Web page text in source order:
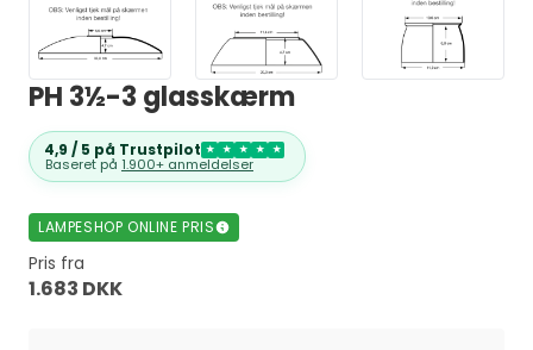
PH 3½-3 glasskærm
4,9 / 5 på Trustpilot ★ ★ ★ ★ ★
Baseret på 1.900+ anmeldelser
LAMPESHOP ONLINE PRIS
Pris fra
1.683 DKK